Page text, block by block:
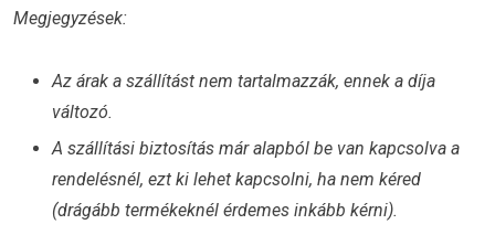
Megjegyzések:
Az árak a szállítást nem tartalmazzák, ennek a díja
változó.
A szállítási biztosítás már alapból be van kapcsolva a
rendelésnél, ezt ki lehet kapcsolni, ha nem kéred
(drágább termékeknél érdemes inkább kérni).